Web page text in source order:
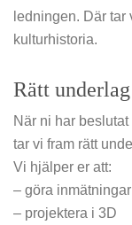
ledningen. Där
kulturhistoria.
Rätt
När ni har
tar vi fram rätt
Vi hjälper er att:
– göra inmätningar
– projektera i 3D